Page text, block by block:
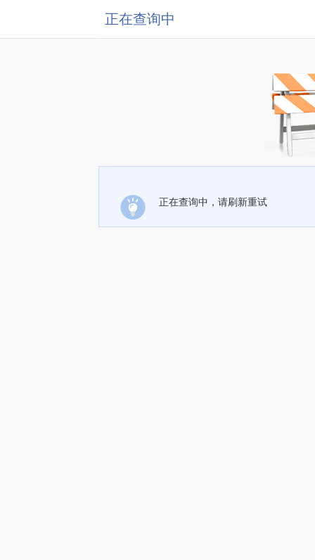
正在查询中
正在查询中，请刷新重试